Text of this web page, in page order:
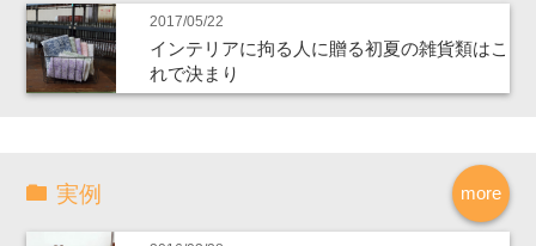
2017/05/22
インテリアに拘る人に贈る初夏の雑貨類はこ
れで決まり
more
実例